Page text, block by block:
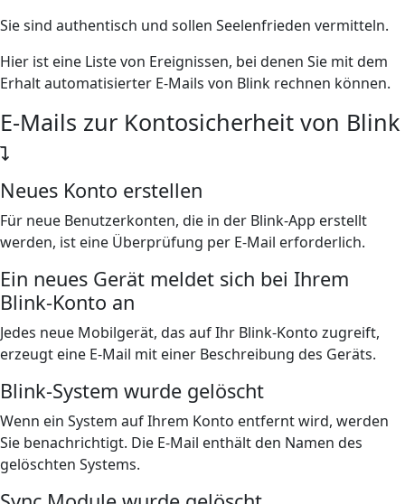
Sie sind authentisch und sollen Seelenfrieden vermitteln.
Hier ist eine Liste von Ereignissen, bei denen Sie mit dem
Erhalt automatisierter E-Mails von Blink rechnen können.
E-Mails zur Kontosicherheit von Blink
Neues Konto erstellen
Für neue Benutzerkonten, die in der Blink-App erstellt
werden, ist eine Überprüfung per E-Mail erforderlich.
Ein neues Gerät meldet sich bei Ihrem
Blink-Konto an
Jedes neue Mobilgerät, das auf Ihr Blink-Konto zugreift,
erzeugt eine E-Mail mit einer Beschreibung des Geräts.
Blink-System wurde gelöscht
Wenn ein System auf Ihrem Konto entfernt wird, werden
Sie benachrichtigt. Die E-Mail enthält den Namen des
gelöschten Systems.